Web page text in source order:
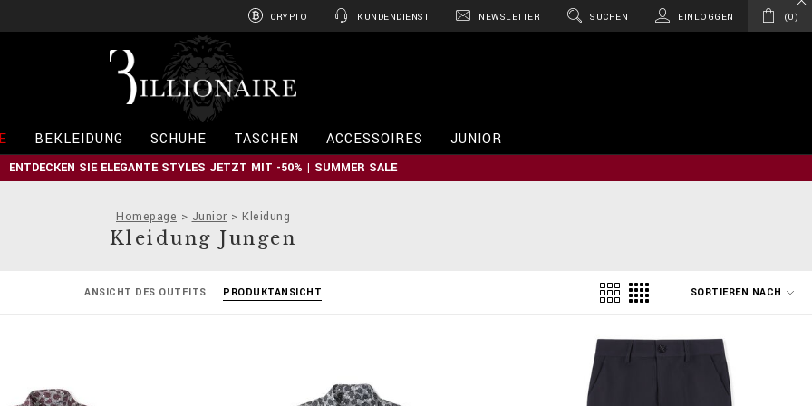
CRYPTO KUNDENDIENST NEWSLETTER SUCHEN EINLOGGEN 0
l
o
n
a
BEKLEIDUNG SCHUHE TASCHEN ACCESSOIRES JUNIOR
ENTDECKEN SIE ELEGANTE STYLES JETZT MIT -50% | SUMMER SALE
Homepage Junior Kleidung
Kleidung Jungen
SORTIEREN NACH
ANSICHT DES OUTFITS PRODUKTANSICHT